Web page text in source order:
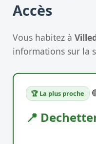
Accès
Vous habitez à
informations sur la
🏆 La plus proche
📍